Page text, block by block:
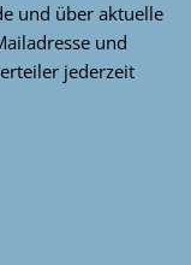
und über aktuelle
und
jederzeit